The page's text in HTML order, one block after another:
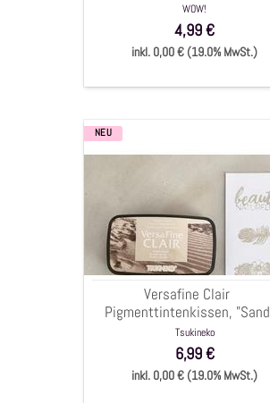
WOW!
4,99 €
inkl. 0,00 € (19.0% MwSt.)
Versafine
Clair
Dune",
3,5x7,5cm,
NEU
Versafine Clair
Pigmenttintenkissen, "Sand
Dune", 3,5x7,5cm,
Tsukineko
6,99 €
inkl. 0,00 € (19.0% MwSt.)